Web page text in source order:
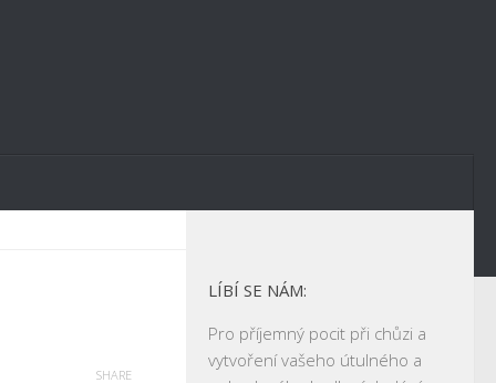
SHARE
LÍBÍ SE NÁM:
Pro příjemný pocit při chůzi a
vytvoření vašeho útulného a